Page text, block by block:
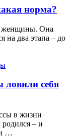
норма?
женщины. Она
на два этапа – до
ловили себя
в жизни
– и
и …